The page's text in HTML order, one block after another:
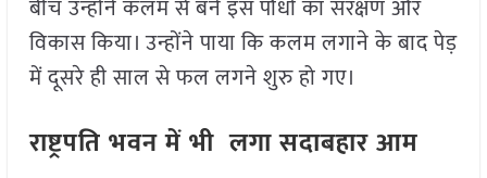
बीच उन्होंने कलम से बने इस पौधों का संरक्षण और
विकास किया। उन्होंने पाया कि कलम लगाने के बाद पेड़
में दूसरे ही साल से फल लगने शुरु हो गए।
राष्ट्रपति भवन में भी लगा सदाबहार आम